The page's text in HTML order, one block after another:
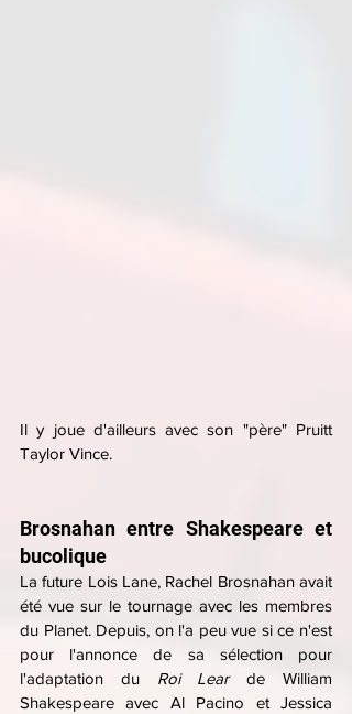
Il y joue d'ailleurs avec son "père" Pruitt
Taylor Vince.
Brosnahan entre Shakespeare et
bucolique
La future Lois Lane, Rachel Brosnahan avait
été vue sur le tournage avec les membres
du Planet. Depuis, on l'a peu vue si ce n'est
pour l'annonce de sa sélection pour
l'adaptation du Roi Lear de William
Shakespeare avec Al Pacino et Jessica